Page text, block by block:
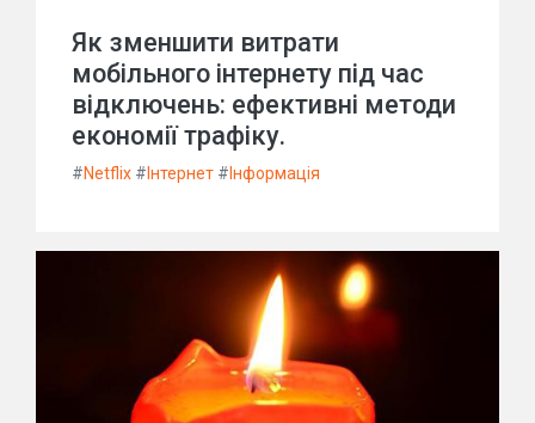
Як зменшити витрати
мобільного інтернету під час
відключень: ефективні методи
економії трафіку.
#Netflix # Інтернет # Інформація